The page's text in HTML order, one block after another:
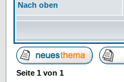
Nach oben
Seite 1 von 1